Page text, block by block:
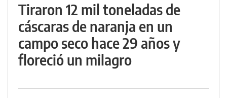
Tiraron 12 mil toneladas de
cáscaras de naranja en un
campo seco hace 29 años y
floreció un milagro